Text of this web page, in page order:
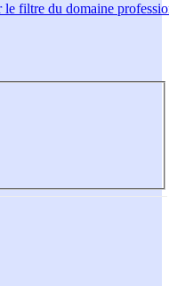
le filtre du domaine